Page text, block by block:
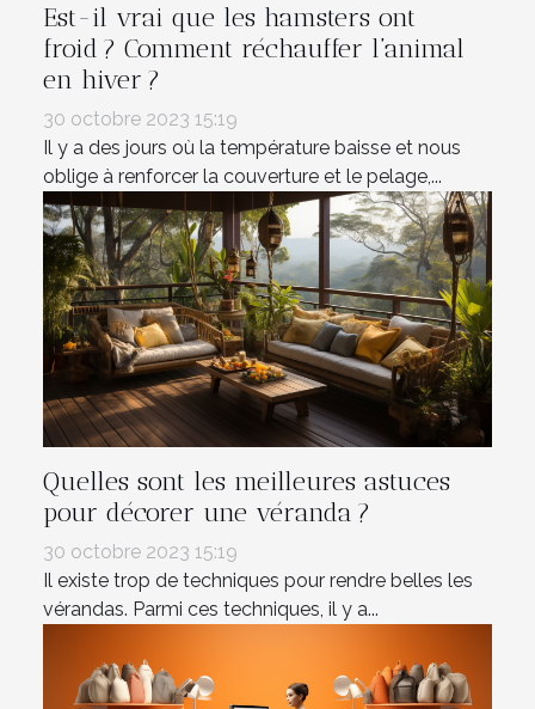
Est-il vrai que les hamsters ont
froid ? Comment réchauffer l’animal
en hiver ?
30 octobre 2023 15:19
Il y a des jours où la température baisse et nous
oblige à renforcer la couverture et le pelage,...
Quelles sont les meilleures astuces
pour décorer une véranda ?
30 octobre 2023 15:19
Il existe trop de techniques pour rendre belles les
vérandas. Parmi ces techniques, il y a...